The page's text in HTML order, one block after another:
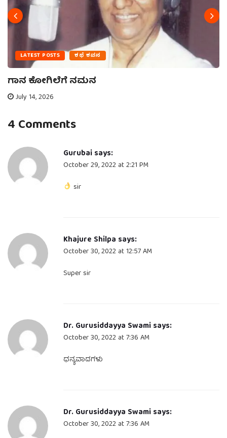
LATEST POSTS ಕಥೆ ಕವನ
ಗಾನ ಕೋಗಿಲೆಗೆ ನಮನ
July 14, 2026
4 Comments
Gurubaisays:
October 29, 2022 at 2:21 PM
sir
Khajure Shilpa says:
October 30, 2022 at 12:57 AM
Super sir
Dr. Gurusiddayya Swamisays:
October 30, 2022 at 7:36 AM
ಧನ್ಯವಾದಗಳು
Dr. Gurusiddayya Swamisays:
October 30, 2022 at 7:36 AM